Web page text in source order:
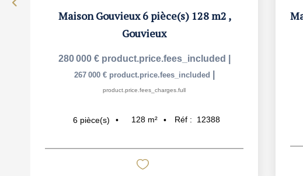
Maison Gouvieux 6 pièce(s) 128 m2 ,
Gouvieux
280 000 € product.price.fees_included
267 000 € product.price.fees_included
product.price.fees_charges.full
6 pièce(s) 128 m² Réf : 12388